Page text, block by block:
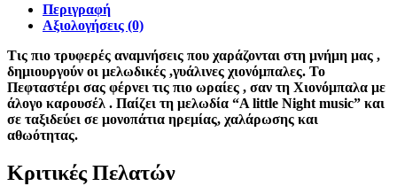
Περιγραφή
Αξιολογήσεις (0)
Τις πιο τρυφερές αναμνήσεις που χαράζονται στη μνήμη μας ,
δημιουργούν οι μελωδικές ,γυάλινες χιονόμπαλες. Το
Πεφταστέρι σας φέρνει τις πιο ωραίες , σαν τη Χιονόμπαλα με
άλογο καρουσέλ . Παίζει τη μελωδία “A little Night music” και
σε ταξιδεύει σε μονοπάτια ηρεμίας, χαλάρωσης και
αθωότητας.
Κριτικές Πελατών